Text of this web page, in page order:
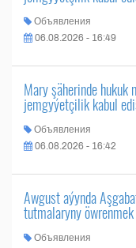
Объявления
06.08.2026 - 16:49
Mary şäherinde hukuk
jemgyýetçilik kabul
Объявления
06.08.2026 - 16:42
Awgust aýynda
tutmalaryny
Объявления